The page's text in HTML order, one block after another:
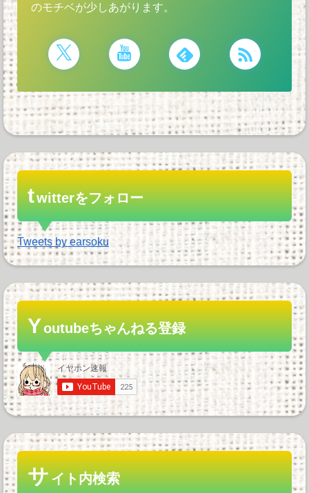
のモチベが少しあがります。
twitterをフォロー
Tweets by earsoku
Youtubeちゃんねる登録
サイト内検索